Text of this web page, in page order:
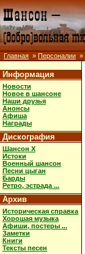
Главная » Персоналии »
Информация
Новости
Новое в шансоне
Наши друзья
Анонсы
Афиша
Награды
Дискография
Шансон X
Истоки
Военный шансон
Песни цыган
Барды
Ретро, эстрада ...
Архив
Историческая справка
Хорошая музыка
Афиши, постеры ...
Заметки
Книги
Тексты песен